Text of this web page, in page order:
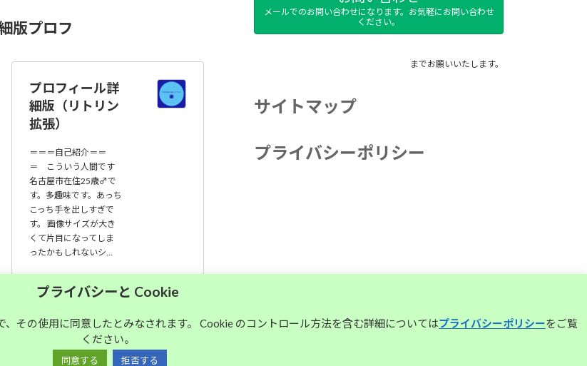
版プロフ
プロフィール詳
細版（リトリン
拡張）
＝＝＝自己紹介＝＝
＝ こういう人間です
名古屋市在住25歳♂で
す。多趣味です。あっち
こっち手を出しすぎで
す。 画像サイズが大き
くて片目になってしま
ったかもしれないシ…
大須中毒名古屋人
のブログ
メールでのお問い合わせになります。お気軽にお問い合わせ
ください。
までお願いいたします。
サイトマップ
プライバシーポリシー
Copyright © 大須中毒名古屋人のブログ All Rights Reserved.
プライバシーと Cookie
その使用に同意したとみなされます。 Cookie のコントロール方法を含む詳細についてはプライバシーポリシーをご覧
ください。
同意する 拒否する